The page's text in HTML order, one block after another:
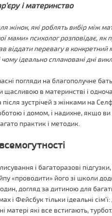
і материнство
жінок, які роблять вибір між
мами» психолог розповідає, як
віддати перевагу в конкретний
ідеально сплановані дні
погляди на благополучне
в материнстві і
зустрічей з жінками на
і домом, і надихне, якщо
практик і методик.
і багаторазові
«проводити» його зі школи
догляд за дитиною для
і Фейсбук тільки ідеальні
матері які все встигають,